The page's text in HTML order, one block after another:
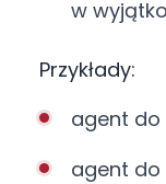
w
Przykłady:
agent do
agent